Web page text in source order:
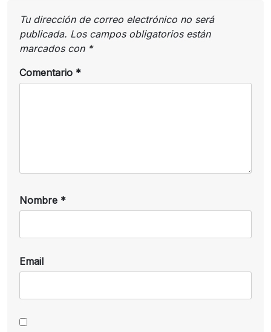
Tu dirección de correo electrónico no será
publicada. Los campos obligatorios están
marcados con *
Comentario *
Nombre *
Email